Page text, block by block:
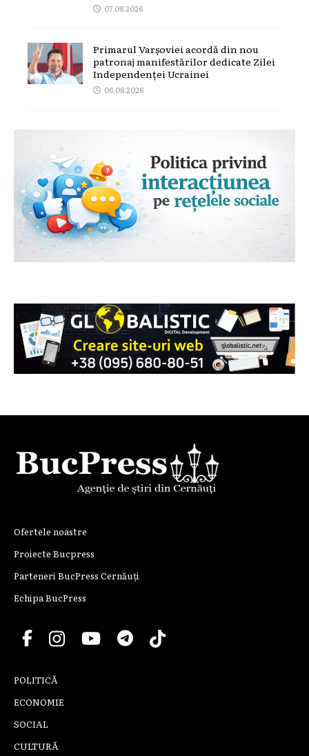
07.08.2026
Primarul Varșoviei acordă din nou
patronaj manifestărilor dedicate Zilei
Independenței Ucrainei
06.08.2026
Ofertele noastre
Proiecte Bucpress
Parteneri BucPress Cernăuți
Echipa BucPress
POLITICĂ
ECONOMIE
SOCIAL
CULTURĂ